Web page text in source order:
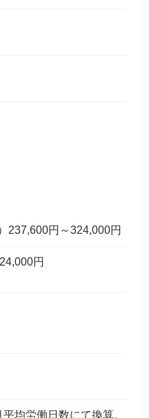
237,600円～324,000円
円
均労働日数にて換算。